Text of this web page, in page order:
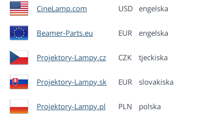
CineLamp.com USD engelska
Beamer-Parts.eu EUR engelska
Projektory-Lampy.cz CZK tjeckiska
Projektory-Lampy.sk EUR slovakiska
Projektory-Lampy.pl PLN polska